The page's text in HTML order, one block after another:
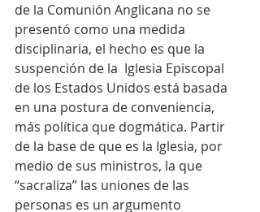
de la Comunión Anglicana no se
presentó como una medida
disciplinaria, el hecho es que la
suspención de la  Iglesia Episcopal
de los Estados Unidos está basada
en una postura de conveniencia,
más política que dogmática. Partir
de la base de que es la Iglesia, por
medio de sus ministros, la que
“sacraliza” las uniones de las
personas es un argumento